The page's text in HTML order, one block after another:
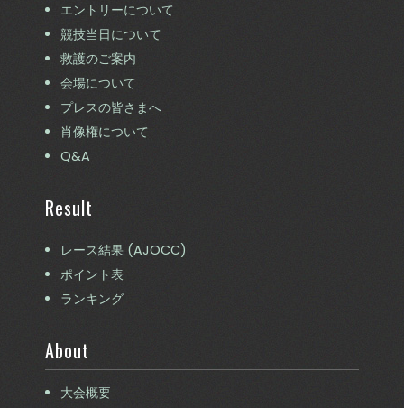
エントリーについて
競技当日について
救護のご案内
会場について
プレスの皆さまへ
肖像権について
Q&A
Result
レース結果 (AJOCC)
ポイント表
ランキング
About
大会概要